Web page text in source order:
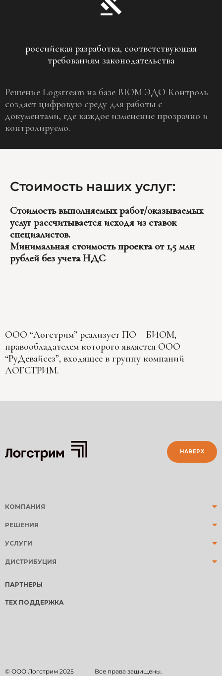
российская разработка, соответствующая
требованиям законодательства
Решение Logstream на базе BIOM ЭДО Контроль
создает цифровую среду для работы с
документами, где каждое изменение прозрачно и
контролируемо.
Стоимость наших услуг:
Стоимость выполняемых работ/оказываемых
услуг рассчитывается исходя из ставок
специалистов.
Минимальная стоимость проекта от 1,5 млн
рублей без учета НДС
ООО “Логстрим” реализует ПО – БИОМ,
правообладателем которого является ООО
“РуДевайсез”, входящее в группу компаний
ЛОГСТРИМ.
НАВЕРХ
КОМПАНИЯ
РЕШЕНИЯ
УСЛУГИ
ДИСТРИБУЦИЯ
ПАРТНЕРЫ
ТЕХ ПОДДЕРЖКА
© ООО Логстрим 2025 Все права защищены.